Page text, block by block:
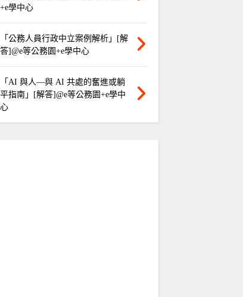
+e學中心
「公務人員行政中立案例解析」[解
答]@e等公務園+e學中心
「AI 與人—與 AI 共處的奮進或躺
平指南」[解答]@e等公務園+e學中
心